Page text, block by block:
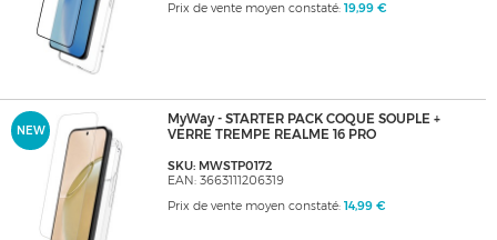
Prix de vente moyen constaté: 19,99 €
NEW
MyWay - STARTER PACK COQUE SOUPLE +
VERRE TREMPE REALME 16 PRO
SKU: MWSTP0172
EAN: 3663111206319
Prix de vente moyen constaté: 14,99 €